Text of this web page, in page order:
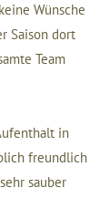
Wünsche
Saison dort
Team
in
freundlich
sauber